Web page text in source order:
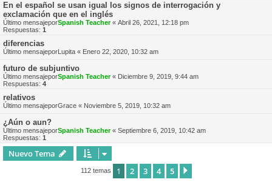
En el español se usan igual los signos de interrogación y
exclamación que en el inglés
Último mensajeporSpanish Teacher« Abril 26, 2021, 12:18 pm
Respuestas: 1
diferencias
Último mensajeporLupita « Enero 22, 2020, 10:32 am
futuro de subjuntivo
Último mensajeporSpanish Teacher« Diciembre 9, 2019, 9:44 am
Respuestas: 4
relativos
Último mensajeporGrace « Noviembre 5, 2019, 10:32 am
¿Aún o aun?
Último mensajeporSpanish Teacher« Septiembre 6, 2019, 10:42 am
Respuestas: 1
Nuevo Tema
112 temas 1 2 3 4 5